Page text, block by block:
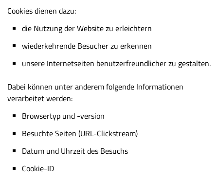
Cookies dienen dazu:
die Nutzung der Website zu erleichtern
wiederkehrende Besucher zu erkennen
unsere Internetseiten benutzerfreundlicher zu gestalten.
Dabei können unter anderem folgende Informationen
verarbeitet werden:
Browsertyp und -version
Besuchte Seiten (URL-Clickstream)
Datum und Uhrzeit des Besuchs
Cookie-ID